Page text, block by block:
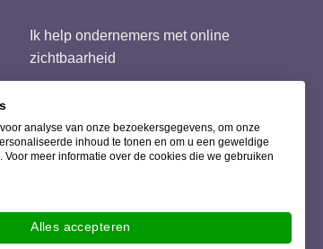
Ik help ondernemers metonline
zichtbaarheid
met
analyse van onze bezoekersgegevens, om onze
inhoud te tonen en om u een geweldige
meer informatie over de cookies die we gebruiken
Alles accepteren